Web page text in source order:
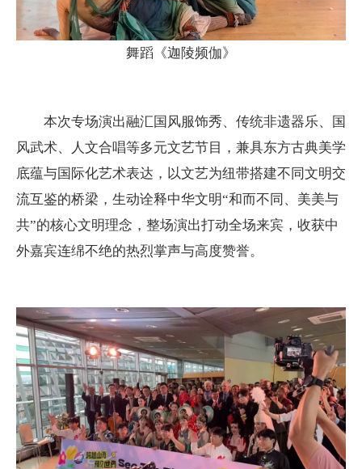
舞蹈《迦陵频伽》
本次专场演出融汇国风服饰秀、传统非遗器乐、国
风武术、人文合唱等多元文艺节目，兼具东方古典美学
底蕴与国际化艺术表达，以文艺为纽带搭建不同文明交
流互鉴的桥梁，生动诠释中华文明“和而不同、美美与
共”的核心文明理念，整场演出打动全场来宾，收获中
外嘉宾连绵不绝的热烈掌声与高度赞誉。